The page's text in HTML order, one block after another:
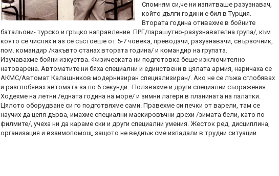
Спомням си,че ни изпитваше разузнавач,
който дълги години е бил в Турция.
Втората година отивахме в бойните
батальони- турско и гръцко направление. ПРГ/парашутно-разузнавателна група/, към
която се числях и аз се състоеше от 5-7 човека, преводачи, разузнавачи, свързочник,
пом. командир /какъвто станах втората година/ и командир на групата.
Изучавахме бойни изкуства. Физическата ни подготовка беше изключително
натоварена. Автоматите ни бяха специални и единствени в цялата армия, наричаха се
АКМС/Автомат Калашников модернизиран специализиран/. Ако не се лъжа сглобявах
и разглобявах автомата за по 6 секунди. Ползвахме и други специални съоражения.
Ходехме на летни /едната година на море/ и зимни лагери в планината на палатки.
Цялото оборудване си го подготвяхме сами. Правехме си печки от варели, там се
научих да цепя дърва, имахме специални маскировъчни дрехи /зимата бели, като по
филмите/, учеха ни да караме ски и други специални умения. Жесток ред, дисциплина,
организация и взаимопомощ, защото не веднъж сме изпадали в трудни ситуации.